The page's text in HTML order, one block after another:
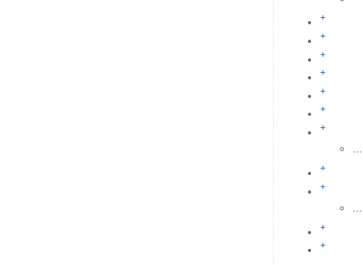
+
+
+
+
+
+
+
...
+
+
+
+